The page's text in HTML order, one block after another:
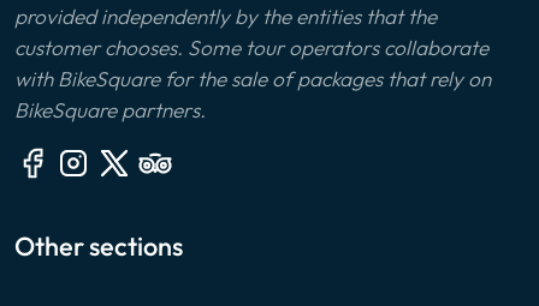
provided independently by the entities that the
customer chooses. Some tour operators collaborate
with BikeSquare for the sale of packages that rely on
BikeSquare partners.
Other sections